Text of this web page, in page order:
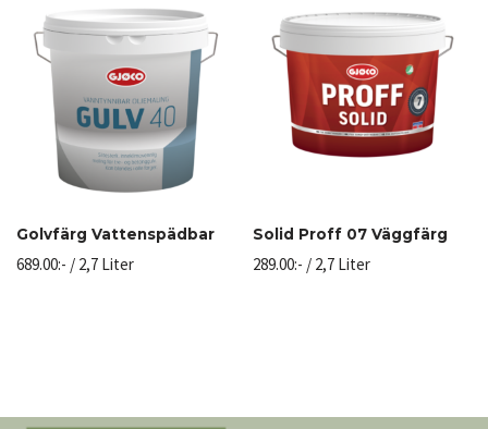
Golvfärg Vattenspädbar
689.00:- / 2,7 Liter
Solid Proff 07 Väggfärg
289.00:- / 2,7 Liter